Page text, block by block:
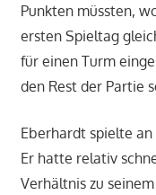
Punkten müssten,
ersten Spieltag
für einen Turm
den Rest der Partie
Eberhardt spielte
Er hatte relativ
Verhältnis zu